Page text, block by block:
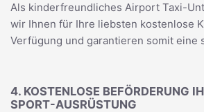
Als kinderfreundliches Airport Taxi-
wir Ihnen für Ihre liebsten kostenlose
Verfügung und garantieren somit eine
4. KOSTENLOSE BEFÖRDERUNG
SPORT-AUSRÜSTUNG